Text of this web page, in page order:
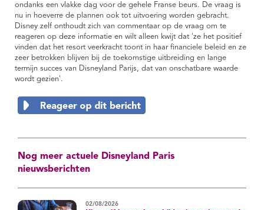
ondanks een vlakke dag voor de gehele Franse beurs. De vraag is
nu in hoeverre de plannen ook tot uitvoering worden gebracht.
Disney zelf onthoudt zich van commentaar op de vraag om te
reageren op deze informatie en wilt alleen kwijt dat 'ze het positief
vinden dat het resort veerkracht toont in haar financiele beleid en ze
zeer betrokken blijven bij de toekomstige uitbreiding en lange
termijn succes van Disneyland Parijs, dat van onschatbare waarde
wordt gezien'.
Nog meer actuele Disneyland Paris
nieuwsberichten
02/08/2026